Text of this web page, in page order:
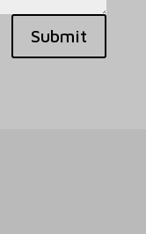
Submit